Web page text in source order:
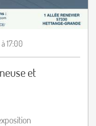
à 17:00
et